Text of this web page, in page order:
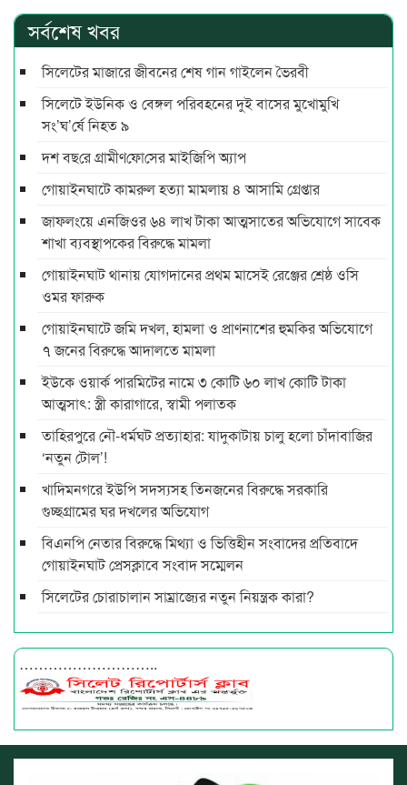
সর্বশেষ খবর
সিলেটের মাজারে জীবনের শেষ গান গাইলেন ভৈরবী
সিলেটে ইউনিক ও বেঙ্গল পরিবহনের দুই বাসের মুখোমুখি
সং’ঘ’র্ষে নিহত ৯
দশ বছ‌রে গ্রামীণ‌ফো‌সের মাইজিপি অ্যাপ
গোয়াইনঘাটে কামরুল হত্যা মামলায় ৪ আসামি গ্রেপ্তার
জাফলংয়ে এনজিওর ৬৪ লাখ টাকা আত্মসাতের অভিযোগে সাবেক
শাখা ব্যবস্থাপকের বিরুদ্ধে মামলা
গোয়াইনঘাট থানায় যোগদানের প্রথম মাসেই রেঞ্জের শ্রেষ্ঠ ওসি
ওমর ফারুক
গোয়াইনঘাটে জমি দখল, হামলা ও প্রাণনাশের হুমকির অভিযোগে
৭ জনের বিরুদ্ধে আদালতে মামলা
ইউকে ওয়ার্ক পারমিটের নামে ৩ কোটি ৬০ লাখ কোটি টাকা
আত্মসাৎ: স্ত্রী কারাগারে, স্বামী পলাতক
তাহিরপুরে নৌ-ধর্মঘট প্রত্যাহার: যাদুকাটায় চালু হলো চাঁদাবাজির
‘নতুন টোল’!
খাদিমনগরে ইউপি সদস্যসহ তিনজনের বিরুদ্ধে সরকারি
গুচ্ছগ্রামের ঘর দখলের অভিযোগ
বিএনপি নেতার বিরুদ্ধে মিথ্যা ও ভিত্তিহীন সংবাদের প্রতিবাদে
গোয়াইনঘাট প্রেসক্লাবে সংবাদ সম্মেলন
সিলেটের চোরাচালান সাম্রাজ্যের নতুন নিয়ন্ত্রক কারা?
………………………..